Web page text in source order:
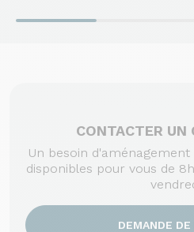
CONTACTER UN
Un besoin
disponibles pour vous de
DEMANDE DE